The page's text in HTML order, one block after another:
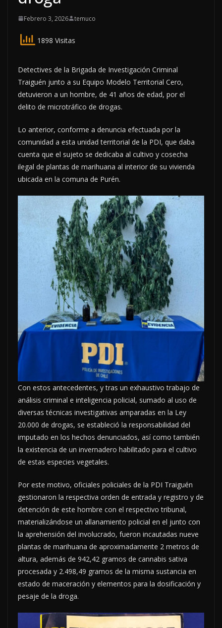
Febrero 3, 2026 temuco
1898 Visitas
Detectives de la Brigada de Investigación Criminal
Traiguén junto a su Equipo Modelo Territorial Cero,
detuvieron a un hombre, de 41 años de edad, por el
delito de microtráfico de drogas.
Lo anterior, conforme a denuncia efectuada por la
comunidad a esta unidad territorial de la PDI, que daba
cuenta que el sujeto se dedicaba al cultivo y cosecha
ilegal de plantas de marihuana al interior de su vivienda
ubicada en la comuna de Purén.
Con estos antecedentes, y tras un exhaustivo trabajo de
análisis criminal e inteligencia policial, sumado al uso de
diversas técnicas investigativas amparadas en la Ley
20.000 de drogas, se estableció la responsabilidad del
imputado en los hechos denunciados, así como también
la existencia de un invernadero habilitado para el cultivo
de estas especies vegetales.
Por este motivo, oficiales policiales de la PDI Traiguén
gestionaron la respectiva orden de entrada y registro y de
detención de este hombre con el respectivo tribunal,
materializándose un allanamiento policial en el junto con
la aprehensión del involucrado, fueron incautadas nueve
plantas de marihuana de aproximadamente 2 metros de
altura, además de 942,42 gramos de cannabis sativa
procesada y 2.498,49 gramos de la misma sustancia en
estado de maceración y elementos para la dosificación y
pesaje de la droga.